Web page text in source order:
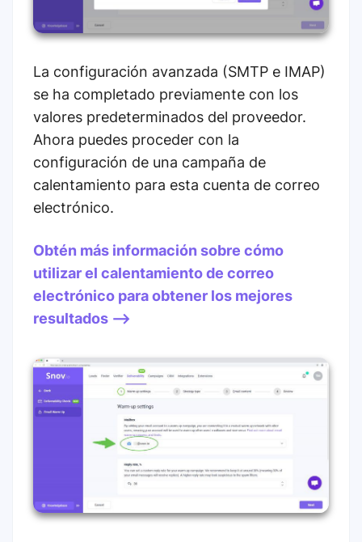
La configuración avanzada (SMTP e IMAP)
se ha completado previamente con los
valores predeterminados del proveedor.
Ahora puedes proceder con la
configuración de una campaña de
calentamiento para esta cuenta de correo
electrónico.
Obtén más información sobre cómo
utilizar el calentamiento de correo
electrónico para obtener los mejores
resultados -->